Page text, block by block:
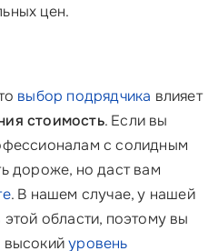
цен.
выбор подрядчика влияет
стоимость. Если вы
с солидным
дороже, но даст вам
. В нашем случае, у нашей
этой области, поэтому вы
высокийуровень